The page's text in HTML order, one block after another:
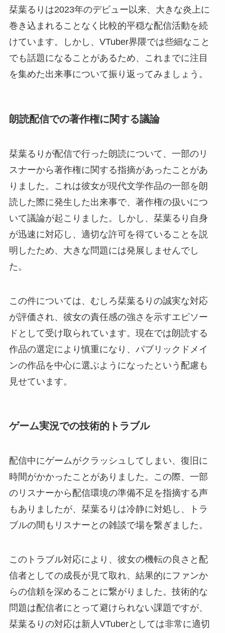
栞葉るりは2023年のデビュー以来、大きな炎上に
巻き込まれることなく比較的平穏な配信活動を続
けています。しかし、VTuber界隈では些細なこと
でも話題になることがあるため、これまでに注目
を集めた出来事について振り返ってみましょう。
朗読配信での著作権に関する議論
栞葉るりが配信で行った朗読について、一部のリ
スナーから著作権に関する指摘があったことがあ
りました。これは彼女が現代文学作品の一部を朗
読した際に発生した出来事で、著作権の扱いにつ
いて議論が起こりました。しかし、栞葉るり自身
が迅速に対応し、適切な許可を得ていることを説
明したため、大きな問題には発展しませんでし
た。
この件については、むしろ栞葉るりの誠実な対応
が評価され、彼女の責任感の強さを示すエピソー
ドとして受け取られています。現在では朗読する
作品の選定により慎重になり、パブリックドメイ
ンの作品を中心に選ぶようになったという配慮も
見せています。
ゲーム実況での技術的トラブル
配信中にゲームがクラッシュしてしまい、復旧に
時間がかかったことがありました。この際、一部
のリスナーから配信環境の準備不足を指摘する声
もありましたが、栞葉るりは冷静に対処し、トラ
ブルの間もリスナーとの雑談で場を繋ぎました。
このトラブル対応により、彼女の機転の良さと配
信者としての成長が見て取れ、結果的にファンか
らの信頼を深めることに繋がりました。技術的な
問題は配信者にとって避けられない課題ですが、
栞葉るりの対応は新人VTuberとしては非常に適切